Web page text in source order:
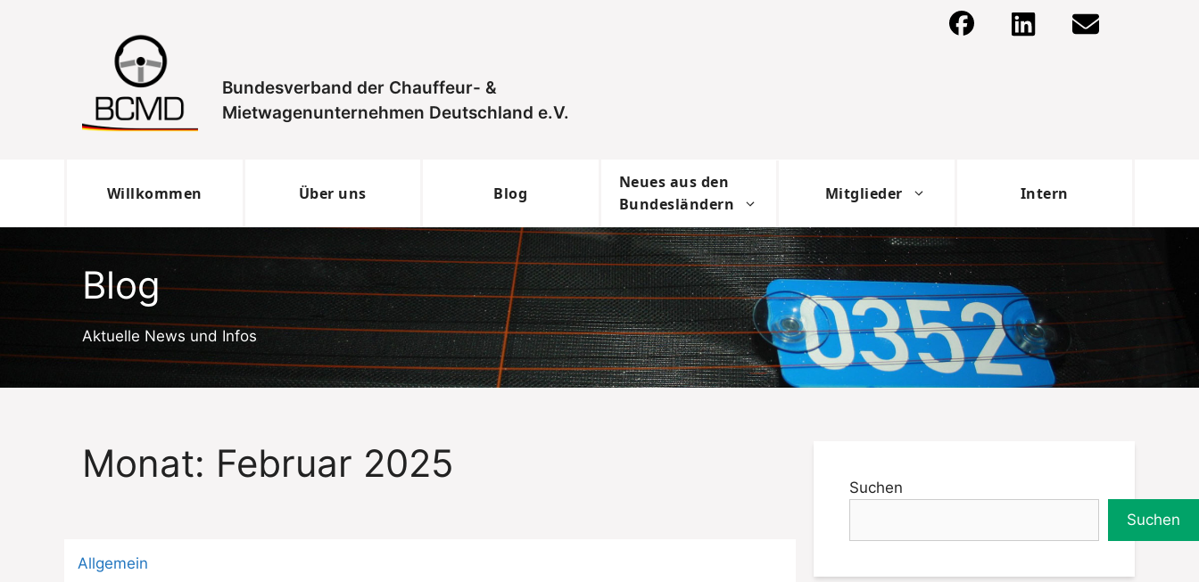
Bundesverband der Chauffeur- &
Mietwagenunternehmen Deutschland e.V.
Willkommen Über uns Blog
Neues aus den
Bundesländern
Mitglieder Intern
Blog
Aktuelle News und Infos
Monat: Februar 2025
Allgemein
Suchen
Suchen